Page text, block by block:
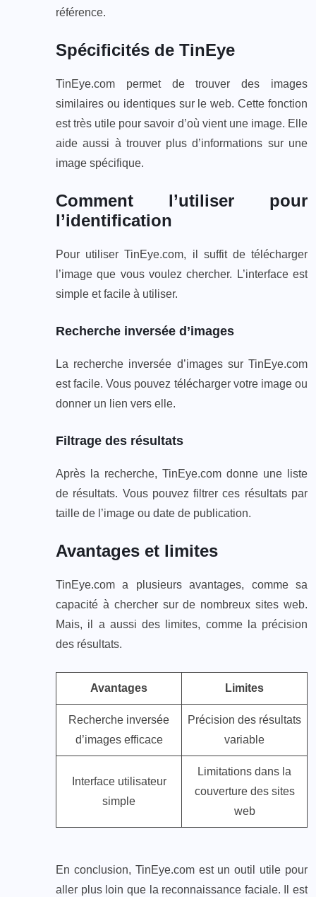
référence.
Spécificités de TinEye
TinEye.com permet de trouver des images
similaires ou identiques sur le web. Cette fonction
est très utile pour savoir d’où vient une image. Elle
aide aussi à trouver plus d’informations sur une
image spécifique.
Comment l’utiliser pour
l’identification
Pour utiliser TinEye.com, il suffit de télécharger
l’image que vous voulez chercher. L’interface est
simple et facile à utiliser.
Recherche inversée d’images
La recherche inversée d’images sur TinEye.com
est facile. Vous pouvez télécharger votre image ou
donner un lien vers elle.
Filtrage des résultats
Après la recherche, TinEye.com donne une liste
de résultats. Vous pouvez filtrer ces résultats par
taille de l’image ou date de publication.
Avantages et limites
TinEye.com a plusieurs avantages, comme sa
capacité à chercher sur de nombreux sites web.
Mais, il a aussi des limites, comme la précision
des résultats.
Avantages Limites
Recherche inversée
d’images efficace
Précision des résultats
variable
Interface utilisateur
simple
Limitations dans la
couverture des sites
web
En conclusion, TinEye.com est un outil utile pour
aller plus loin que la reconnaissance faciale. Il est